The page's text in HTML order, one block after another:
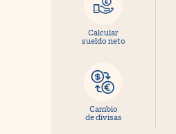
Calcular
sueldo neto
Cambio
de divisas